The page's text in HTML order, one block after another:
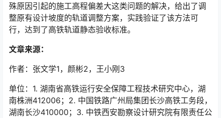
殊原因引起的施工高程偏差大这类问题的解决，给出了调
整原有设计坡度的轨道调整方案，实践验证了该方法可
行，达到了高铁轨道静态验收标准。󠅅󠅃󠄵󠅂󠄪󠇖󠆨󠆨󠇕󠆞󠆒󠅬󠇘󠆭󠆘󠇙󠆝󠅵󠇗󠆭󠆁󠄐󠇗󠅹󠅸󠇖󠆍󠅳󠇖󠅹󠅰󠇖󠆌󠅹
文章来源：
作者：张文学1，颜彬2，王小刚3
单位：1. 湖南省高铁运行安全保障工程技术研究中心，湖
南株洲412006；2. 中国铁路广州局集团长沙高铁工务段，
湖南长沙410000；3. 中铁西安勘察设计研究院有限责任公